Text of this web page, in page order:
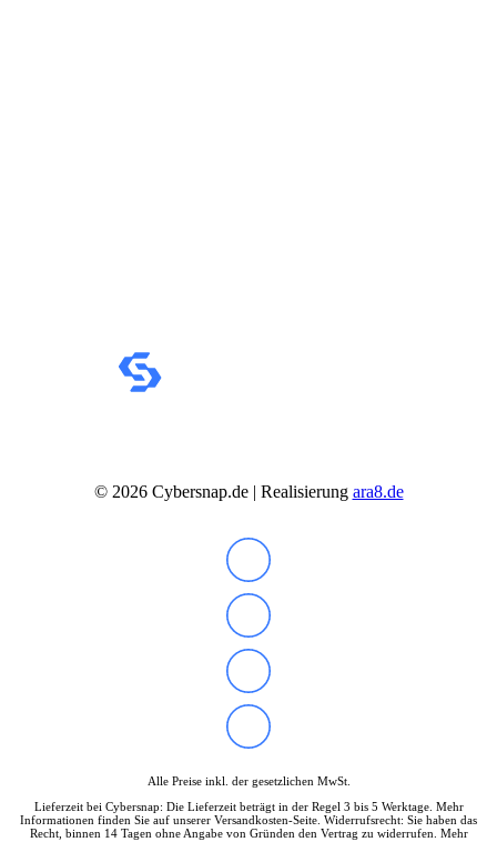
© 2026Cybersnap.de | Realisierung ara8.de
Alle Preise inkl. der gesetzlichen MwSt.
Lieferzeit bei Cybersnap: Die Lieferzeit beträgt in der Regel 3 bis 5 Werktage. Mehr
Informationen finden Sie auf unserer Versandkosten-Seite. Widerrufsrecht: Sie haben das
Recht, binnen 14 Tagen ohne Angabe von Gründen den Vertrag zu widerrufen. Mehr